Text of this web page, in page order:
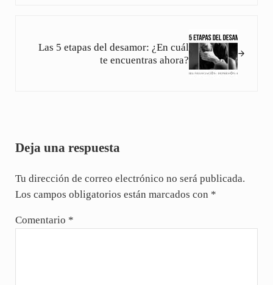
Las 5 etapas del desamor: ¿En cuál
te encuentras ahora?
Deja una respuesta
Tu dirección de correo electrónico no será publicada.
Los campos obligatorios están marcados con *
Comentario *